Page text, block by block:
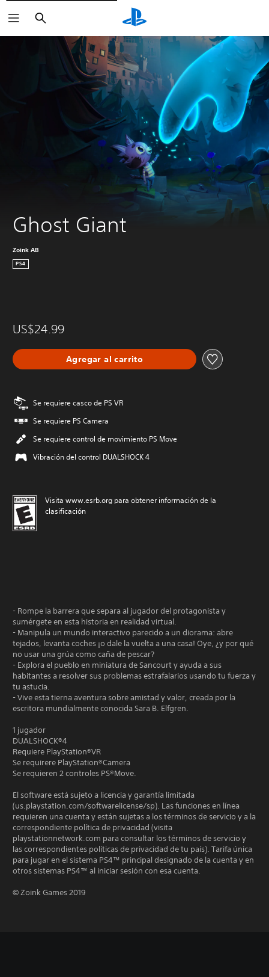
Buscar
Ghost Giant
Zoink AB
PS4
US$24.99
Agregar al carrito
Se requiere casco de PS VR
Se requiere PS Camera
Se requiere control de movimiento PS Move
Vibración del control DUALSHOCK 4
Visita www.esrb.org para obtener información de la
clasificación
- Rompe la barrera que separa al jugador del protagonista y
sumérgete en esta historia en realidad virtual.
- Manipula un mundo interactivo parecido a un diorama: abre
tejados, levanta coches ¡o dale la vuelta a una casa! Oye, ¿y por qué
no usar una grúa como caña de pescar?
- Explora el pueblo en miniatura de Sancourt y ayuda a sus
habitantes a resolver sus problemas estrafalarios usando tu fuerza y
tu astucia.
- Vive esta tierna aventura sobre amistad y valor, creada por la
escritora mundialmente conocida Sara B. Elfgren.
1 jugador
DUALSHOCK®4
Requiere PlayStation®VR
Se requirere PlayStation®Camera
Se requieren 2 controles PS®Move.
El software está sujeto a licencia y garantía limitada
(us.playstation.com/softwarelicense/sp). Las funciones en línea
requieren una cuenta y están sujetas a los términos de servicio y a la
correspondiente política de privacidad (visita
playstationnetwork.com para consultar los términos de servicio y
las correspondientes políticas de privacidad de tu país). Tarifa única
para jugar en el sistema PS4™ principal designado de la cuenta y en
otros sistemas PS4™ al iniciar sesión con esa cuenta.
© Zoink Games 2019